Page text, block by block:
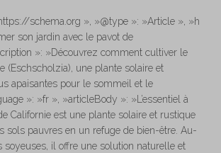
schema.org », »@type »: »Article », »h
son jardin avec le pavot de
»: »Découvrez comment cultiver le
(Eschscholzia), une plante solaire et
apaisantes pour le sommeil et le
»: »fr », »articleBody »: »L’essentiel à
Californie est une plante solaire et rustique
sols pauvres en un refuge de bien-être. Au-
soyeuses, il offre une solution naturelle et